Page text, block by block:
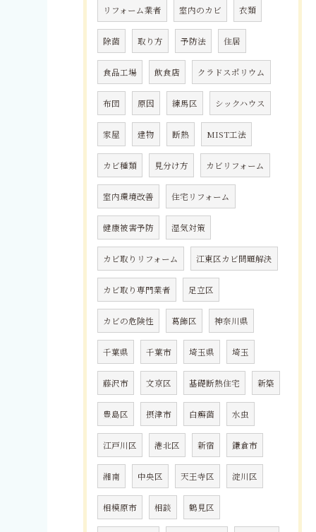
リフォーム業者 室内のカビ 衣類
除菌 取り方 予防法 住居
食品工場 飲食店 クラドスポリウム
布団 原因 練馬区 シックハウス
家屋 建物 断熱 MIST工法
カビ種類 見分け方 カビリフォーム
室内環境改善 住宅リフォーム
健康被害予防 湿気対策
カビ取りリフォーム 江東区カビ問題解決
カビ取り専門業者 足立区
カビの危険性 葛飾区 神奈川県
千葉県 千葉市 埼玉県 埼玉
藤沢市 文京区 基礎断熱住宅 新築
豊島区 摂津市 白癬菌 水虫
江戸川区 港北区 新宿 鎌倉市
湘南 中央区 天王寺区 淀川区
相模原市 相談 鶴見区